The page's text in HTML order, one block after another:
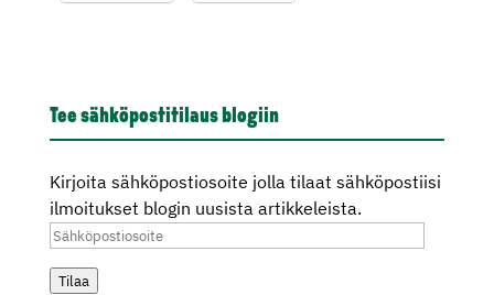
Tee sähköpostitilaus blogiin
Kirjoita sähköpostiosoite jolla tilaat sähköpostiisi
ilmoitukset blogin uusista artikkeleista.
Sähköpostiosoite
Tilaa